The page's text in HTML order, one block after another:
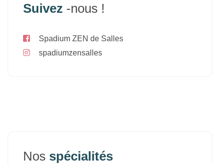
Suivez -nous !
Spadium ZEN de Salles
spadiumzensalles
Nos spécialités